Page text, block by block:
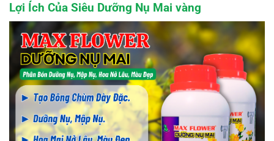
Lợi Ích Của Siêu Dưỡng Nụ Mai vàng